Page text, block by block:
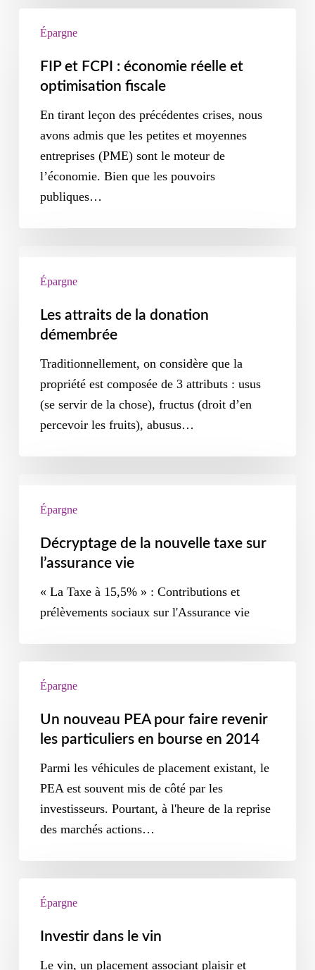
Épargne
FIP et FCPI : économie réelle et
optimisation fiscale
En tirant leçon des précédentes crises, nous
avons admis que les petites et moyennes
entreprises (PME) sont le moteur de
l’économie. Bien que les pouvoirs
publiques…
Épargne
Les attraits de la donation
démembrée
Traditionnellement, on considère que la
propriété est composée de 3 attributs : usus
(se servir de la chose), fructus (droit d’en
percevoir les fruits), abusus…
Épargne
Décryptage de la nouvelle taxe sur
l’assurance vie
« La Taxe à 15,5% » : Contributions et
prélèvements sociaux sur l'Assurance vie
Épargne
Un nouveau PEA pour faire revenir
les particuliers en bourse en 2014
Parmi les véhicules de placement existant, le
PEA est souvent mis de côté par les
investisseurs. Pourtant, à l'heure de la reprise
des marchés actions…
Épargne
Investir dans le vin
Le vin, un placement associant plaisir et